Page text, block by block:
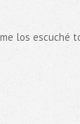
los escuché